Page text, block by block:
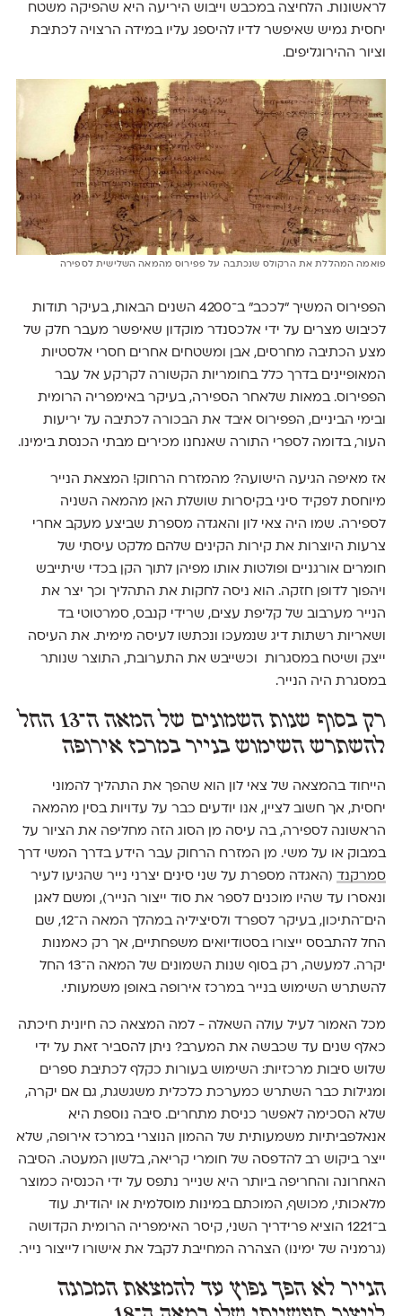
לראשונות. הלחיצה במכבש וייבוש היריעה היא שהפיקה משטח
יחסית גמיש שאיפשר לדיו להיספג עליו במידה הרצויה לכתיבת
וציור ההירוגליפים.
פואמה המהללת את הרקולס שנכתבה על פפירוס מהמאה השלישית לספירה
הפפירוס המשיך "לככב" ב־4200 השנים הבאות, בעיקר תודות
לכיבוש מצרים על ידי אלכסנדר מוקדון שאיפשר מעבר חלק של
מצע הכתיבה מחרסים, אבן ומשטחים אחרים חסרי אלסטיות
המאופיינים בדרך כלל בחומריות הקשורה לקרקע אל עבר
הפפירוס. במאות שלאחר הספירה, בעיקר באימפריה הרומית
ובימי הביניים, הפפירוס איבד את הבכורה לכתיבה על יריעות
העור, בדומה לספרי התורה שאנחנו מכירים מבתי הכנסת בימינו.
אז מאיפה הגיעה הישועה? מהמזרח הרחוק! המצאת הנייר
מיוחסת לפקיד סיני בקיסרות שושלת האן מהמאה השניה
לספירה. שמו היה צאי לון והאגדה מספרת שביצע מעקב אחרי
צרעות היוצרות את קירות הקינים שלהם מלקט עיסתי של
חומרים אורגניים ופולטות אותו מפיהן לתוך הקן בכדי שיתייבש
ויהפוך לדופן חזקה. הוא ניסה לחקות את התהליך וכך יצר את
הנייר מערבוב של קליפת עצים, שרידי קנבס, סמרטוטי בד
ושאריות רשתות דיג שנמעכו ונכתשו לעיסה מימית. את העיסה
ייצק ושיטח במסגרות וכשייבש את התערובת, התוצר שנותר
במסגרת היה הנייר.
רק בסוף שנות השמונים של המאה ה־13 החל
להשתרש השימוש בנייר במרכז אירופה
הייחוד בהמצאה של צאי לון הוא שהפך את התהליך להמוני
יחסית, אך חשוב לציין, אנו יודעים כבר על עדויות בסין מהמאה
הראשונה לספירה, בה עיסה מן הסוג הזה מחליפה את הציור על
במבוק או על משי. מן המזרח הרחוק עבר הידע בדרך המשי דרך
סמרקנד(האגדה מספרת על שני סינים יצרני נייר שהגיעו לעיר
ונאסרו עד שהיו מוכנים לספר את סוד ייצור הנייר), ומשם לאגן
הים־התיכון, בעיקר לספרד ולסיציליה במהלך המאה ה־12, שם
החל להתבסס ייצורו בסטודיואים משפחתיים, אך רק כאמנות
יקרה. למעשה, רק בסוף שנות השמונים של המאה ה־13 החל
להשתרש השימוש בנייר במרכז אירופה באופן משמעותי.
מכל האמור לעיל עולה השאלה - למה המצאה כה חיונית חיכתה
כאלף שנים עד שכבשה את המערב? ניתן להסביר זאת על ידי
שלוש סיבות מרכזיות: השימוש בעורות כקלף לכתיבת ספרים
ומגילות כבר השתרש כמערכת כלכלית משגשגת, גם אם יקרה,
שלא הסכימה לאפשר כניסת מתחרים. סיבה נוספת היא
אנאלפביתיות משמעותית של ההמון הנוצרי במרכז אירופה, שלא
ייצר ביקוש רב להדפסה של חומרי קריאה, בלשון המעטה. הסיבה
האחרונה והחריפה ביותר היא שנייר נתפס על ידי הכנסיה כמוצר
מלאכותי, מכושף, המוכתם במינות מוסלמית או יהודית. עוד
ב־1221 הוציא פרידריך השני, קיסר האימפריה הרומית הקדושה
(גרמניה של ימינו) הצהרה המחייבת לקבל את אישורו לייצור נייר.
הנייר לא הפך נפוץ עד להמצאת המכונה